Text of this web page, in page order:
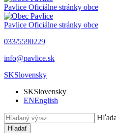
Pavlice Oficiálne stránky obce
Pavlice Oficiálne stránky obce
033/5590229
info@pavlice.sk
SKSlovensky
SKSlovensky
ENEnglish
Hľadať